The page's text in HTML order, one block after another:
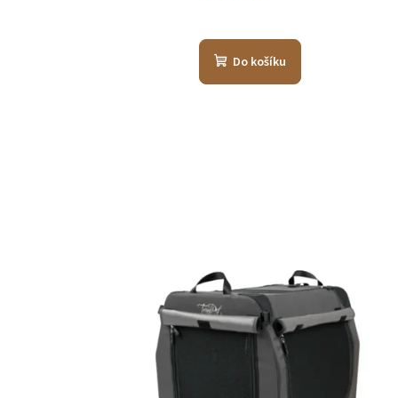
Do košíku